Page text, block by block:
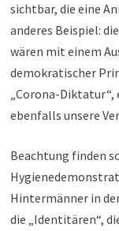
sichtbar, die eine
anderes Beispiel:
wären mit einem
demokratischer
„Corona-Diktatur“,
ebenfalls unsere
Beachtung finden
Hintermänner in
die „Identitären“,